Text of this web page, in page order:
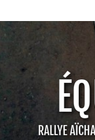
RALLYE